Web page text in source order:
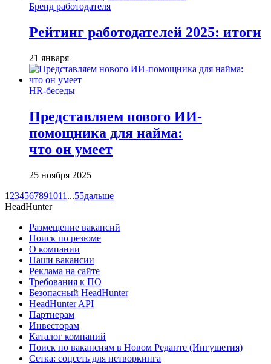
Бренд работодателя
Рейтинг работодателей 2025: итоги
21 января
HR-беседы
Представляем нового ИИ-
помощника для найма:
что он умеет
25 ноября 2025
1 234567891011 ...55дальше
HeadHunter
Размещение вакансий
Поиск по резюме
О компании
Наши вакансии
Реклама на сайте
Требования к ПО
Безопасный HeadHunter
HeadHunter API
Партнерам
Инвесторам
Каталог компаний
Поиск по вакансиям в Новом Реданте (Ингушетия)
Сетка: соцсеть для нетворкинга